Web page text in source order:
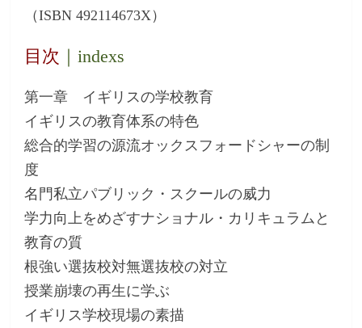
（ISBN 492114673X）
目次 ｜indexs
第一章 イギリスの学校教育
イギリスの教育体系の特色
総合的学習の源流オックスフォードシャーの制
度
名門私立パブリック・スクールの威力
学力向上をめざすナショナル・カリキュラムと
教育の質
根強い選抜校対無選抜校の対立
授業崩壊の再生に学ぶ
イギリス学校現場の素描